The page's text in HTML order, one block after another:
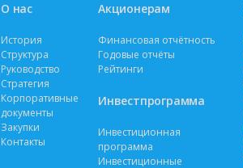
О нас
История
Структура
Руководство
Стратегия
Корпоративные
документы
Закупки
Контакты
Акционерам
Финансовая отчётность
Годовые отчёты
Рейтинги
Инвестпрограмма
Инвестиционная
программа
Инвестиционные